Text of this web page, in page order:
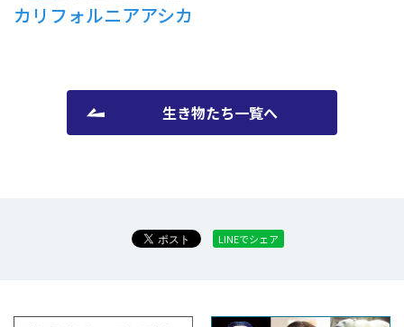
カリフォルニアアシカ
生き物たち一覧へ
LINEでシェア